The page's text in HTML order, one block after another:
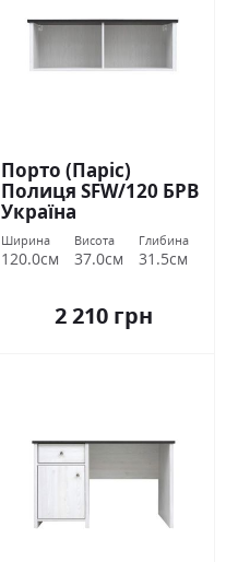
Порто (Паріс)
Полиця SFW/120 БРВ
Україна
Ширина
120.0см
Висота
37.0см
Глибина
31.5см
2 210 грн